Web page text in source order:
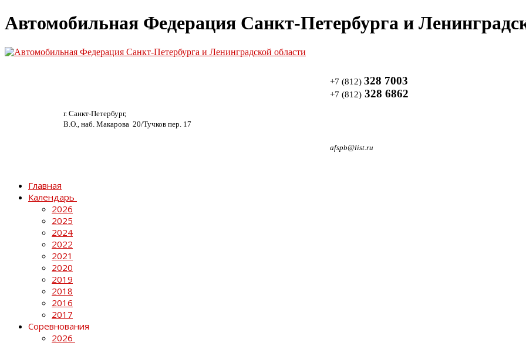
Автомобильная Федерация Санкт-Петербурга и
г. Санкт-Петербург,
В.О., наб. Макарова 20/Тучков пер. 17
+7 (812) 328 7003
+7 (812) 328 6862
afspb@list.ru
Главная
Календарь
2026
2025
2024
2022
2021
2020
2019
2018
2016
2017
Соревнования
2026